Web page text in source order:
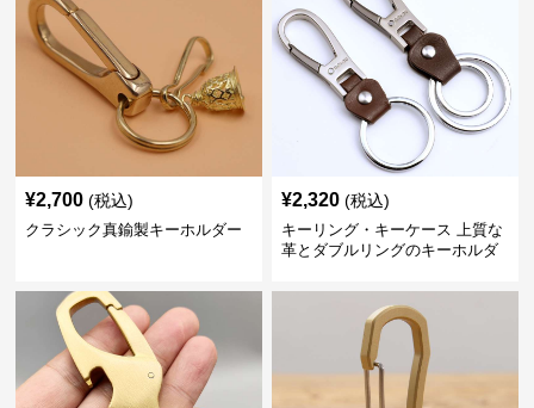
¥2,700 (税込)
クラシック真鍮製キーホルダー
¥2,320 (税込)
キーリング・キーケース 上質な
革とダブルリングのキーホルダ